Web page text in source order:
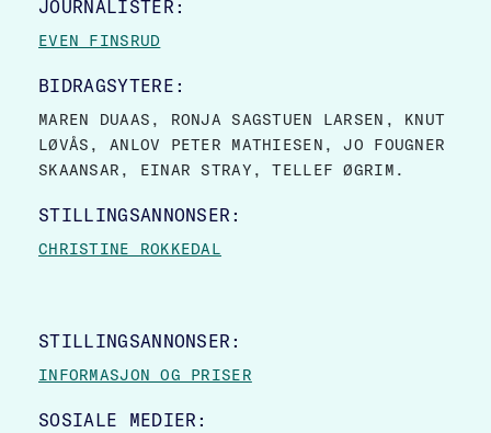
JOURNALISTER:
EVEN FINSRUD
BIDRAGSYTERE:
MAREN DUAAS, RONJA SAGSTUEN LARSEN, KNUT
LØVÅS, ANLOV PETER MATHIESEN, JO FOUGNER
SKAANSAR, EINAR STRAY, TELLEF ØGRIM.
STILLINGSANNONSER:
CHRISTINE ROKKEDAL
STILLINGSANNONSER:
INFORMASJON OG PRISER
SOSIALE MEDIER: